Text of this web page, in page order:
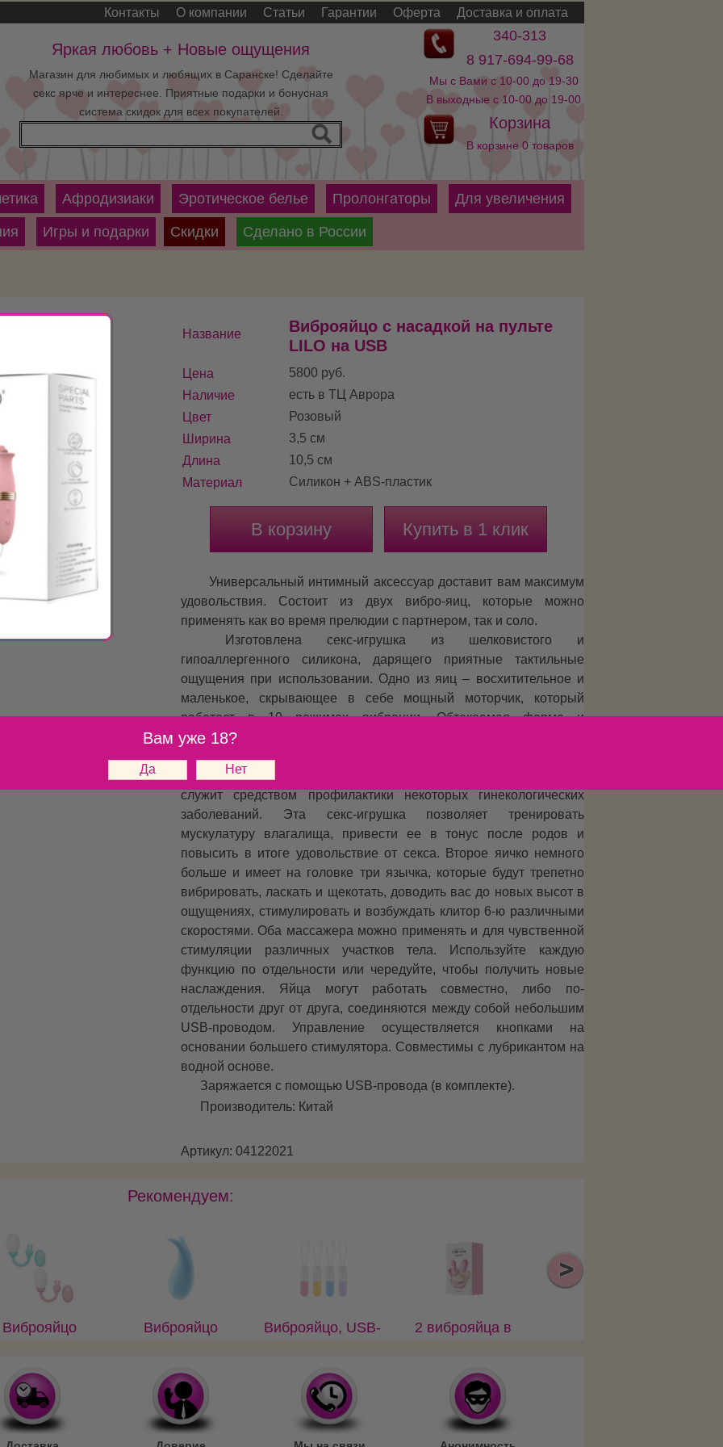
Доставка и оплата
Оферта
Гарантии
Статьи
О компании
Контакты
340-313
8 917-694-99-68
Мы с Вами с 10-00 до 19-30
В выходные с 10-00 до 19-00
Корзина
В корзине 0 товаров
Яркая любовь + Новые ощущения
Магазин для любимых и любящих в Саранске! Сделайте
секс ярче и интереснее. Приятные подарки и бонусная
система скидок для всех покупателей.
Афродизиаки Эротическое белье Пролонгаторы Для увеличения
Игры и подарки Скидки Сделано в России
Название
Виброяйцо с насадкой на пульте
LILO на USB
Цена
5800 pуб.
Наличие
есть в ТЦ Аврора
Цвет
Розовый
Ширина
3,5 см
Длина
10,5 см
Материал
Силикон + ABS-пластик
В корзину Купить в 1 клик
Универсальный интимный аксессуар доставит вам максимум
удовольствия. Состоит из двух вибро-яиц, которые можно
применять как во время прелюдии с партнером, так и соло.
Изготовлена секс-игрушка из шелковистого и
гипоаллергенного силикона, дарящего приятные тактильные
ощущения при использовании. Одно из яиц – восхитительное и
маленькое, скрывающее в себе мощный моторчик, который
работает в 10 режимах вибрации. Обтекаемая форма и
небольшой размер позволяют ему неутомимо покарять вас
женщинами позволяет не только получить удовольствие, но и
служит средством профилактики некоторых гинекологических
заболеваний. Эта секс-игрушка позволяет тренировать
мускулатуру влагалища, привести ее в тонус после родов и
повысить в итоге удовольствие от секса. Второе яичко немного
больше и имеет на головке три язычка, которые будут трепетно
вибрировать, ласкать и щекотать, доводить вас до новых высот в
ощущениях, стимулировать и возбуждать клитор 6-ю различными
скоростями. Оба массажера можно применять и для чувственной
стимуляции различных участков тела. Используйте каждую
функцию по отдельности или чередуйте, чтобы получить новые
наслаждения. Яйца могут работать совместно, либо по-
отдельности друг от друга, соединяются между собой небольшим
USB-проводом. Управление осуществляется кнопками на
основании большего стимулятора. Совместимы с лубрикантом на
водной основе.
Заряжается с помощью USB-провода (в комплекте).
Производитель: Китай
Артикул: 04122021
Рекомендуем:
Виброяйцо
Виброяйцо
Виброяйцо, USB-
2 виброяйца в
Вам уже 18?